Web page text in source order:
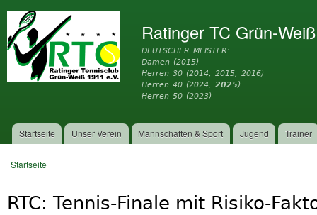
Ratinger TC Grün-
DEUTSCHER MEISTER:
Damen (2015)
Herren 30 (2014, 2015, 2016)
Herren 40 (2024,2025)
Herren 50 (2023)
Hauptmenü
Startseite Unser Verein Mannschaften & Sport Jugend Trainer
Startseite
RTC: Tennis-Finale mit Risiko-